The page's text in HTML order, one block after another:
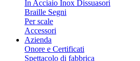
In Acciaio Inox Dissuasori
Braille Segni
Per scale
Accessori
Azienda
Onore e Certificati
Spettacolo di fabbrica